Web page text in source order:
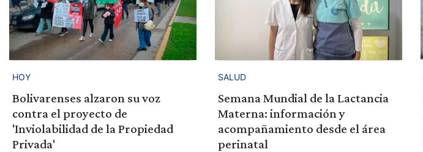
HOY
Bolivarenses alzaron su voz
contra el proyecto de
'Inviolabilidad de la Propiedad
Privada'
SALUD
Semana Mundial de la Lactancia
Materna: información y
acompañamiento desde el área
perinatal